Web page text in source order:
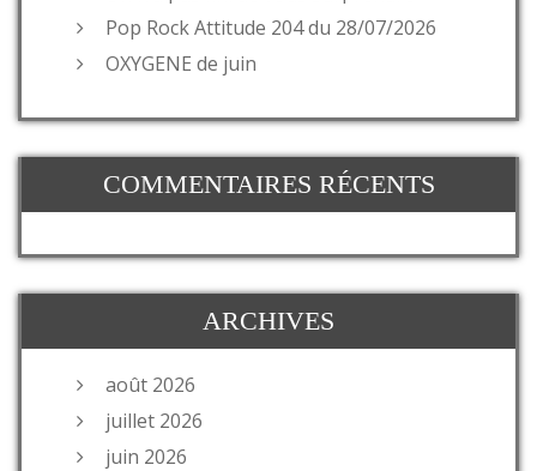
Pop Rock Attitude 204 du 28/07/2026
OXYGENE de juin
COMMENTAIRES RÉCENTS
ARCHIVES
août 2026
juillet 2026
juin 2026